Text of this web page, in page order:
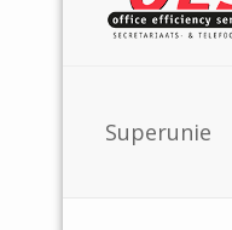
Superunie